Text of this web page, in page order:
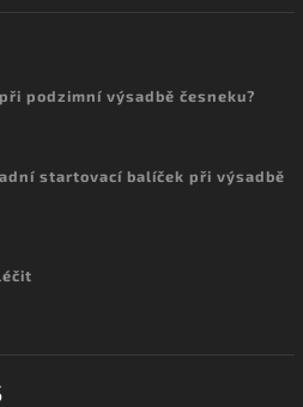
podzimní výsadbě česneku?
startovací balíček při výsadbě